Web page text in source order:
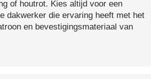
of houtrot. Kies altijd voor een
dakwerker die ervaring heeft met het
en bevestigingsmateriaal van